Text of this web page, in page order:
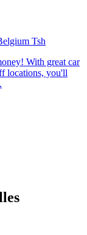
Tsh
With great car
locations, you'll